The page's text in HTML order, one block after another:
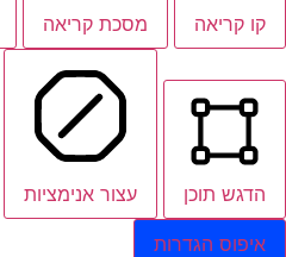
קו קריאה מסכת קריאה
הדגש תוכן עצור אנימציות
איפוס הגדרות